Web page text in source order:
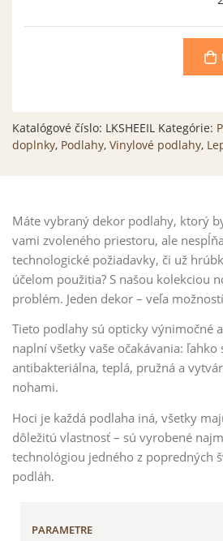
Katalógové číslo: LKSHEEIL Kategórie:
doplnky, Podlahy, Vinylové podlahy,
Máte vybraný dekor podlahy, ktorý
vami zvoleného priestoru, ale
technologické požiadavky, či už
účelom použitia? S našou kolekciou
problém. Jeden dekor – veľa
Tieto podlahy sú opticky výnimočné
naplní všetky vaše očakávania: ľahko
antibakteriálna, teplá, pružná a
nohami.
Hoci je každá podlaha iná, všetky
dôležitú vlastnosť – sú vyrobené
technológiou jedného z popredných
podláh.
PARAMETRE